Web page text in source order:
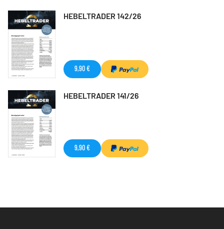
HEBELTRADER 142/26
9,90 €
HEBELTRADER 141/26
9,90 €